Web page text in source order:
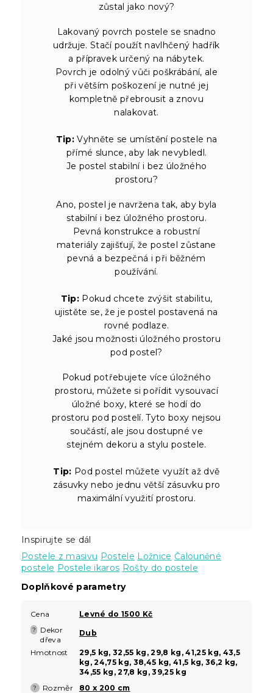
zůstal jako nový?
Lakovaný povrch postele se snadno
udržuje. Stačí použít navlhčený hadřík
a přípravek určený na nábytek.
Povrch je odolný vůči poškrábání, ale
při větším poškození je nutné jej
kompletně přebrousit a znovu
nalakovat.
Tip: Vyhněte se umístění postele na
přímé slunce, aby lak nevybledl.
Je postel stabilní i bez úložného
prostoru?
Ano, postel je navržena tak, aby byla
stabilní i bez úložného prostoru.
Pevná konstrukce a robustní
materiály zajišťují, že postel zůstane
pevná a bezpečná i při běžném
používání.
Tip: Pokud chcete zvýšit stabilitu,
ujistěte se, že je postel postavená na
rovné podlaze.
Jaké jsou možnosti úložného prostoru
pod postel?
Pokud potřebujete více úložného
prostoru, můžete si pořídit vysouvací
úložné boxy, které se hodí do
prostoru pod postelí. Tyto boxy nejsou
součástí, ale jsou dostupné ve
stejném dekoru a stylu postele.
Tip: Pod postel můžete využít až dvě
zásuvky nebo jednu větší zásuvku pro
maximální využití prostoru.
Inspirujte se dál
Postele z masivu Postele Ložnice Čalouněné
postele Postele ikaros Rošty do postele
Doplňkové parametry
Cena Levné do 1500 Kč
?
Dekor
dřeva
Dub
Hmotnost
29,5 kg, 32,55 kg, 29,8 kg, 41,25 kg, 43,5
kg, 24,75 kg, 38,45 kg, 41,5 kg, 36,2 kg,
34,55 kg, 27,8 kg, 39,25 kg
? Rozměr
80 x 200 cm